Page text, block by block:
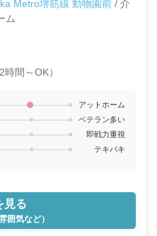
立したい方大歓迎です！
Metro堺筋線 動物園前 / 介
ム
間～OK）
アットホーム
ベテラン多い
即戦力重視
テキパキ
見る
囲気など）